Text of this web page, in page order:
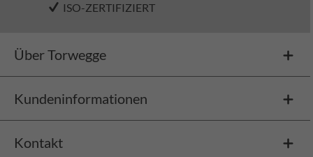
ISO-ZERTIFIZIERT
Über Torwegge
Kundeninformationen
Kontakt